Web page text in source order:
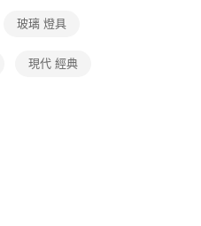
，方視為交易完成。
訂單仍視為有效，需透過AFTEE先享
相關疑問，請聯繫「AFTEE先享後付
玻璃 燈具
現代 經典